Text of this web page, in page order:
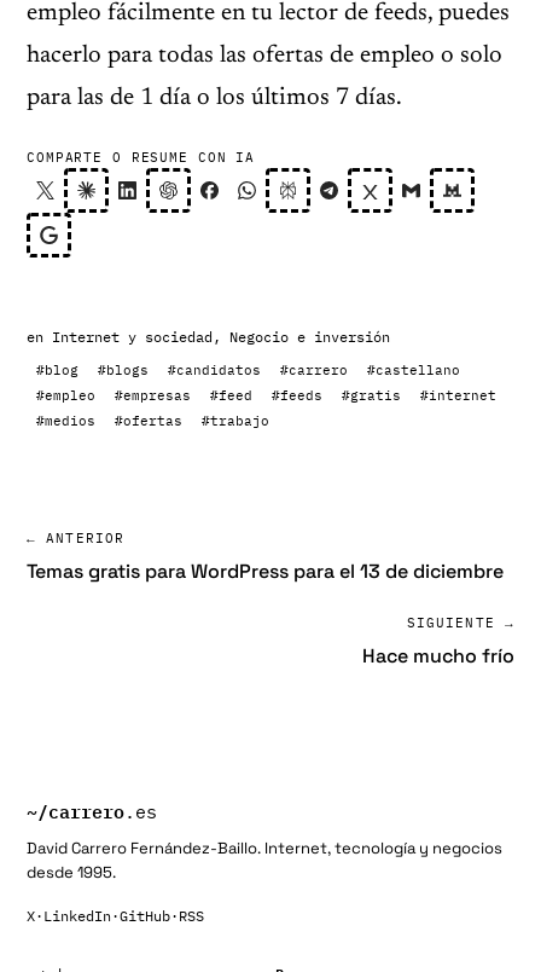
empleo fácilmente en tu lector de feeds, puedes
hacerlo para todas las ofertas de empleo o solo
para las de 1 día o los últimos 7 días.
COMPARTE O RESUME CON IA
en Internet y sociedad , Negocio e inversión
#blog #blogs #candidatos #carrero
#castellano
#empleo
#empresas #feed #feeds #gratis
#internet
#medios
#ofertas #trabajo
← ANTERIOR
Temas gratis para WordPress para el 13 de diciembre
SIGUIENTE →
Hace mucho frío
~/carrero.es
David Carrero Fernández-Baillo. Internet, tecnología y negocios
desde 1995.
X· LinkedIn·GitHub· RSS